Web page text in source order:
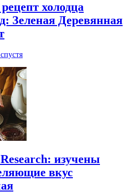
холодца
Зеленая Деревянная
изучены
вкус